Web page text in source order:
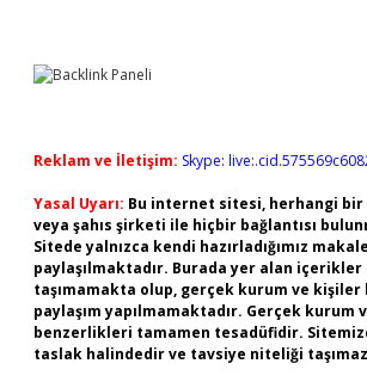
Reklam ve İletişim: Skype:
Yasal Uyarı: Bu internet sitesi, herhangi bir
veya şahıs şirketi ile hiçbir bağlantısı
Sitede yalnızca kendi hazırladığımız
paylaşılmaktadır. Burada yer alan
taşımamakta olup, gerçek kurum ve kişiler
paylaşım yapılmamaktadır. Gerçek kurum
benzerlikleri tamamen tesadüfidir.
taslak halindedir ve tavsiye niteliği